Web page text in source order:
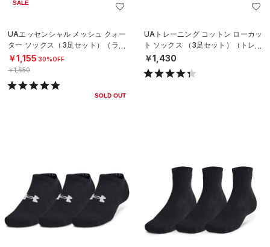
SALE
UAエッセンシャル メッシュ クォー
ター ソックス（3足セット）（ライ
フスタイル/UNISEX）
￥1,155 30%OFF
￥1,650
SOLD OUT
UAトレーニング コットン ローカッ
ト ソックス （3足セット）（トレー
ニング/UNISEX）
￥1,430